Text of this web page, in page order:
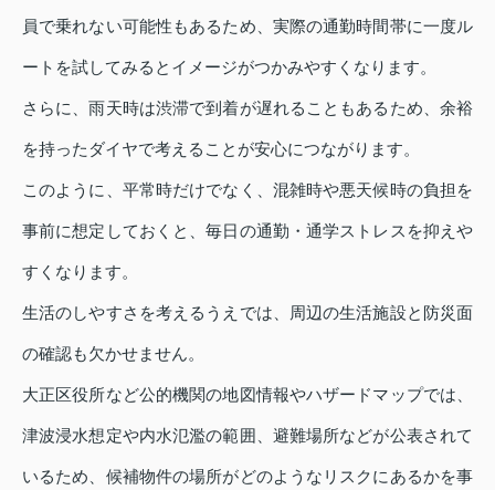
員で乗れない可能性もあるため、実際の通勤時間帯に一度ル
ートを試してみるとイメージがつかみやすくなります。
さらに、雨天時は渋滞で到着が遅れることもあるため、余裕
を持ったダイヤで考えることが安心につながります。
このように、平常時だけでなく、混雑時や悪天候時の負担を
事前に想定しておくと、毎日の通勤・通学ストレスを抑えや
すくなります。
生活のしやすさを考えるうえでは、周辺の生活施設と防災面
の確認も欠かせません。
大正区役所など公的機関の地図情報やハザードマップでは、
津波浸水想定や内水氾濫の範囲、避難場所などが公表されて
いるため、候補物件の場所がどのようなリスクにあるかを事